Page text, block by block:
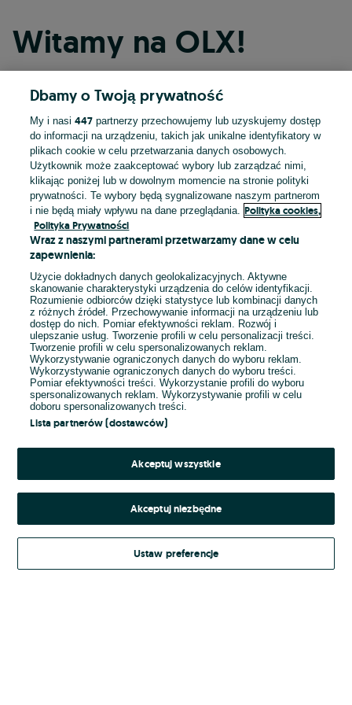
Witamy na OLX!
Kontynuuj przez Facebooka
Kontynuuj przez konto Apple
Kontynuuj przez konto Google
LUB
E-mail
Hasło
Kontynuując za pośrednictwem jednego z dostawców wskazanych powyżej,
Regulamin serwisu OLX.pl w jego aktualnym brzmieniu.
Dbamy o Twoją prywatność
My i nasi447 partnerzy przechowujemy lub uzyskujemy dostęp
do informacji na urządzeniu, takich jak unikalne identyfikatory w
plikach cookie w celu przetwarzania danych osobowych.
Użytkownik może zaakceptować wybory lub zarządzać nimi,
klikając poniżej lub w dowolnym momencie na stronie polityki
prywatności. Te wybory będą sygnalizowane naszym partnerom
i nie będą miały wpływu na dane przeglądania.
Polityka cookies,
Polityka Prywatności
Wraz z naszymi partnerami przetwarzamy dane w celu
zapewnienia:
Użycie dokładnych danych geolokalizacyjnych. Aktywne
skanowanie charakterystyki urządzenia do celów identyfikacji.
Rozumienie odbiorców dzięki statystyce lub kombinacji danych
z różnych źródeł. Przechowywanie informacji na urządzeniu lub
dostęp do nich. Pomiar efektywności reklam. Rozwój i
ulepszanie usług. Tworzenie profili w celu personalizacji treści.
Tworzenie profili w celu spersonalizowanych reklam.
Wykorzystywanie ograniczonych danych do wyboru reklam.
Wykorzystywanie ograniczonych danych do wyboru treści.
Pomiar efektywności treści. Wykorzystanie profili do wyboru
spersonalizowanych reklam. Wykorzystywanie profili w celu
doboru spersonalizowanych treści.
Lista partnerów (dostawców)
Akceptuj wszystkie
Akceptuj niezbędne
Ustaw preferencje